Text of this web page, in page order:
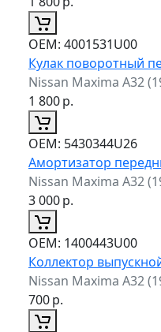
ОЕМ: 4001531U00
Кулак поворотный
Nissan Maxima A32
1 800р.
ОЕМ: 5430344U26
Амортизатор
Nissan Maxima A32
3 000р.
ОЕМ: 1400443U00
Коллектор
Nissan Maxima A32
700р.